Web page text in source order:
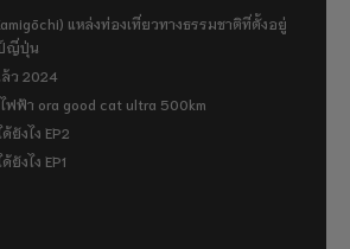
แหล่งท่องเที่ยวทางธรรมชาติที่ตั้งอยู่
ป์ญี่ปุ่น
ว 2024
ฟฟ้า ora good cat ultra 500km
ยังไง EP2
ยังไง EP1